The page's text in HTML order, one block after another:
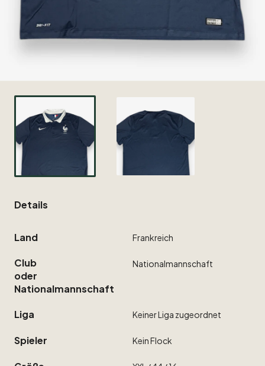
Details
Land Frankreich
Club
oder
Nationalmannschaft
Nationalmannschaft
Liga KeinerLiga zugeordnet
Spieler KeinFlock